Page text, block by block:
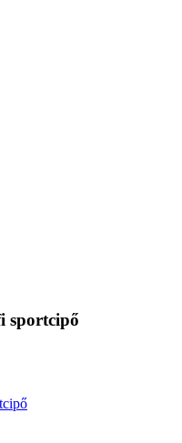
sportcipő